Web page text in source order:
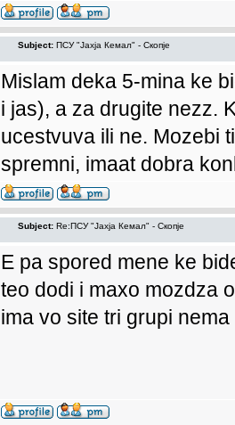
Subject: ПCУ "Јахја Кемал" - Скопје
Mislam deka 5-mina ke
i jas), a za drugite nezz.
ucestvuva ili ne. Mozebi
spremni, imaat dobra
Subject: Re:ПCУ "Јахја Кемал" - Скопје
E pa spored mene ke
teo dodi i maxo mozdza
ima vo site tri grupi